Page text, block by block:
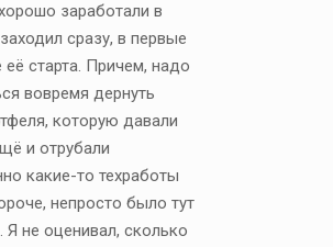
заработали в
сразу, в первые
старта. Причем, надо
вовремя дернуть
которую давали
и отрубали
какие-то техработы
непросто было тут
Я не оценивал, сколько